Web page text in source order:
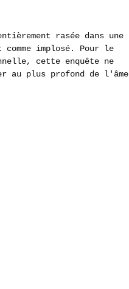
rasée dans une
implosé. Pour le
cette enquête ne
au plus profond de l'âme